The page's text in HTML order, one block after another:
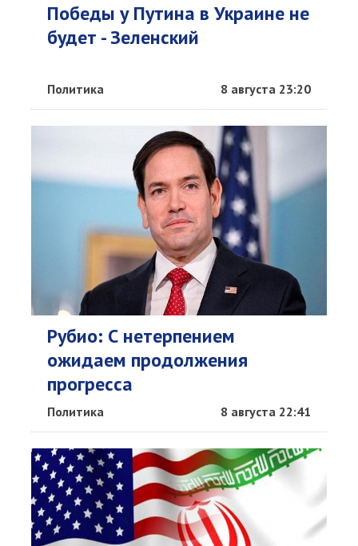
Победы у Путина в Украине не
будет - Зеленский
Политика 8 августа 23:20
Рубио: С нетерпением
ожидаем продолжения
прогресса
Политика 8 августа 22:41